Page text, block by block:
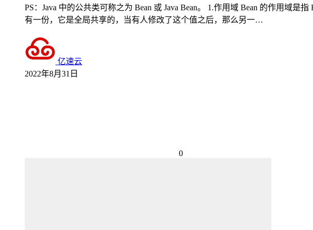
PS：Java 中的公共类可称之为 Bean 或 Java Bean。 1.作用域 Bean 的作用域是
有一份，它是全局共享的，当有人修改了这个值之后，那么另一…
亿速云
2022年8月31日
0